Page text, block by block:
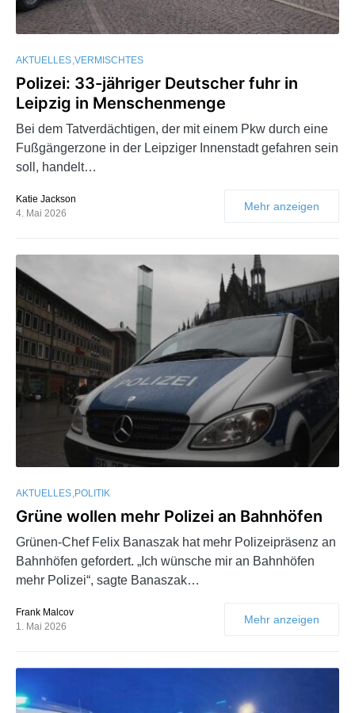
AKTUELLES VERMISCHTES
Polizei: 33-jähriger Deutscher fuhr in
Leipzig in Menschenmenge
Bei dem Tatverdächtigen, der mit einem Pkw durch eine
Fußgängerzone in der Leipziger Innenstadt gefahren sein
soll, handelt…
Katie Jackson
4. Mai 2026
Mehr anzeigen
AKTUELLES POLITIK
Grüne wollen mehr Polizei an Bahnhöfen
Grünen-Chef Felix Banaszak hat mehr Polizeipräsenz an
Bahnhöfen gefordert. „Ich wünsche mir an Bahnhöfen
mehr Polizei“, sagte Banaszak…
Frank Malcov
1. Mai 2026
Mehr anzeigen